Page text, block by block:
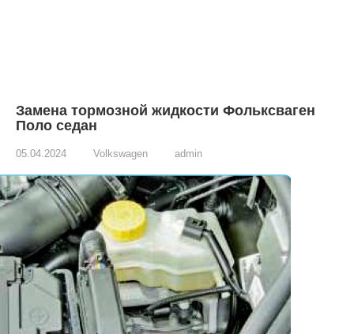
Замена тормозной жидкости Фольксваген
Поло седан
05.04.2024 Volkswagen admin